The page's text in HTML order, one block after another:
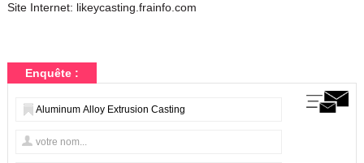
Site Internet: likeycasting.frainfo.com
Enquête :